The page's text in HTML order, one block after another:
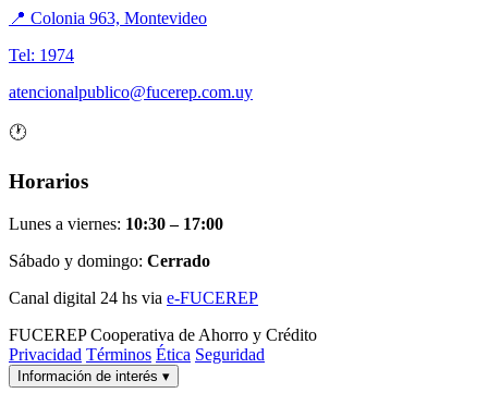
📍 Colonia 963, Montevideo
Tel: 1974
atencionalpublico@fucerep.com.uy
🕐
Horarios
Lunes a viernes: 10:30 – 17:00
Sábado y domingo: Cerrado
Canal digital 24 hs via e-FUCEREP
FUCEREP Cooperativa de Ahorro y Crédito
Privacidad Términos Ética Seguridad
Información de interés ▾